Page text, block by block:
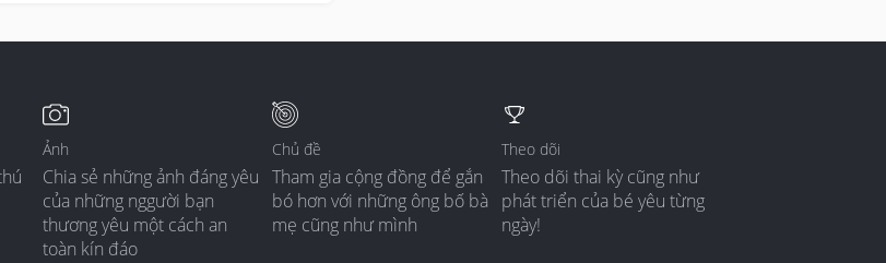
Ảnh
Chia sẻ những ảnh đáng yêu
của những nggười bạn
thương yêu một cách an
toàn kín đáo
Chủ đề
Tham gia cộng đồng để gắn
bó hơn với những ông bố bà
mẹ cũng như mình
Theo dõi
Theo dõi thai kỳ cũng như
phát triển của bé yêu từng
ngày!